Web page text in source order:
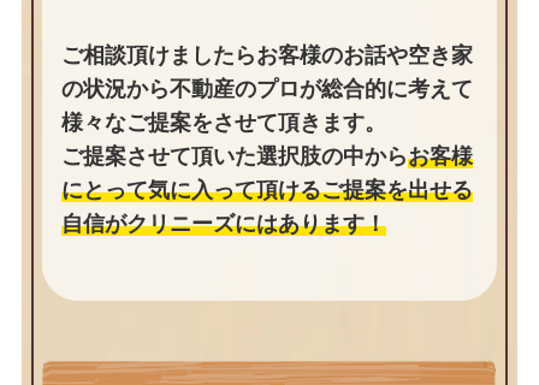
ご相談頂けましたらお客様のお話や空き家
の状況から不動産のプロが総合的に考えて
様々なご提案をさせて頂きます。
ご提案させて頂いた選択肢の中からお客様
にとって気に入って頂けるご提案を出せる
自信がクリニーズにはあります！